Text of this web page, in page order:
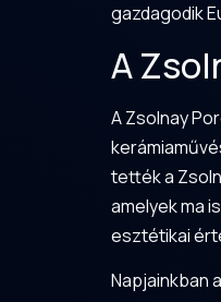
gazdagodik
A
A Zsolnay
tették a
amelyek ma
esztétikai
Napjainkban